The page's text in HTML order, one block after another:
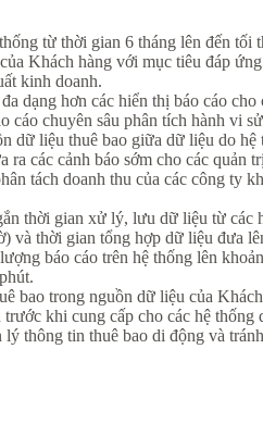
từ thời gian 6 tháng lên đến tối
Khách hàng với mục tiêu đáp
kinh doanh.
dạng hơn các hiển thị báo cáo
cáo chuyên sâu phân tích hành vi
liệu thuê bao giữa dữ liệu do hệ
ra các cảnh báo sớm cho các quản
tách doanh thu của các công ty
thời gian xử lý, lưu dữ liệu từ
và thời gian tổng hợp dữ liệu đưa
báo cáo trên hệ thống lên
bao trong nguồn dữ liệu của
khi cung cấp cho các hệ thống
lý thông tin thuê bao di động và